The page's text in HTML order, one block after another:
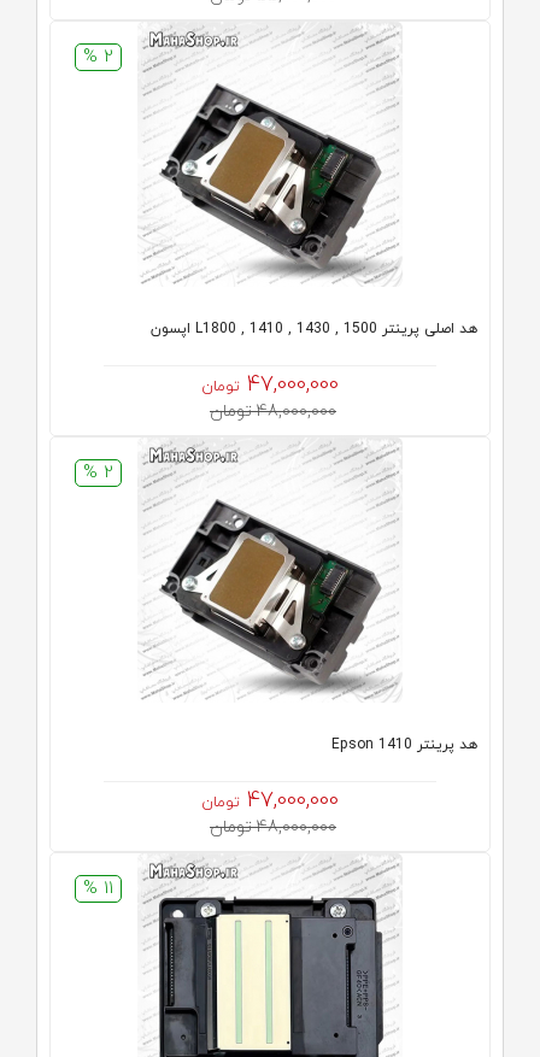
2 %
هد اصلی پرینتر L1800 , 1410 , 1430 , 1500 اپسون
47,000,000 تومان
48,000,000 تومان
2 %
هد پرینتر Epson 1410
47,000,000 تومان
48,000,000 تومان
11 %